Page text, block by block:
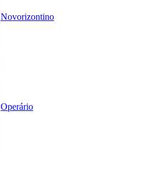
Novorizontino
Operário